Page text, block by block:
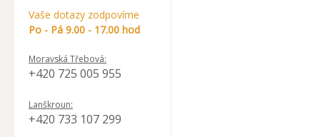
Vaše dotazy zodpovíme
Po - Pá 9.00 - 17.00 hod
Moravská Třebová:
+420 725 005 955
Lanškroun:
+420 733 107 299